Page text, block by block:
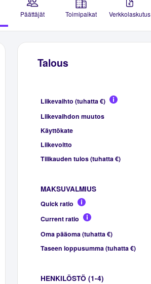
Päättäjät Toimipaikat Verkkolaskutus
Talous
Liikevaihto (tuhatta €)
Liikevaihdon muutos
Käyttökate
Liikevoitto
Tilikauden tulos (tuhatta €)
MAKSUVALMIUS
Quick ratio
Current ratio
Oma pääoma (tuhatta €)
Taseen loppusumma (tuhatta €)
HENKILÖSTÖ (1-4)